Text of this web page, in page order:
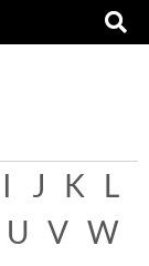
I J K L
U V W